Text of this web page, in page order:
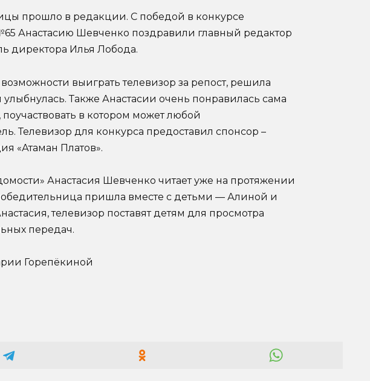
прошло в редакции. С победой в конкурсе
Анастасию Шевченко поздравили главный редактор
директора Илья Лобода.
выиграть телевизор за репост, решила
улыбнулась. Также Анастасии очень понравилась сама
в котором может любой
Телевизор для конкурса предоставил спонсор –
«Атаман Платов».
Анастасия Шевченко читает уже на протяжении
пришла вместе с детьми — Алиной и
телевизор поставят детям для просмотра
передач.
Горепёкиной